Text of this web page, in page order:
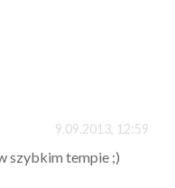
9.09.2013, 12:59
szybkim tempie ;)